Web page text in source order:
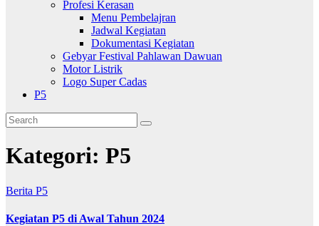
Profesi Kerasan
Menu Pembelajran
Jadwal Kegiatan
Dokumentasi Kegiatan
Gebyar Festival Pahlawan Dawuan
Motor Listrik
Logo Super Cadas
P5
Kategori: P5
Berita P5
Kegiatan P5 di Awal Tahun 2024